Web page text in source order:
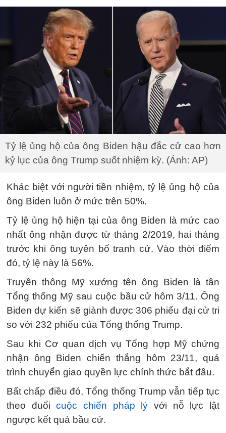
Tỷ lệ ủng hộ của ông Biden hậu đắc cử cao hơn
kỷ lục của ông Trump suốt nhiệm kỳ. (Ảnh: AP)
Khác biệt với người tiền nhiệm, tỷ lệ ủng hộ của
ông Biden luôn ở mức trên 50%.
Tỷ lệ ủng hộ hiện tại của ông Biden là mức cao
nhất ông nhận được từ tháng 2/2019, hai tháng
trước khi ông tuyên bố tranh cử. Vào thời điểm
đó, tỷ lệ này là 56%.
Truyền thông Mỹ xướng tên ông Biden là tân
Tổng thống Mỹ sau cuộc bầu cử hôm 3/11. Ông
Biden dự kiến sẽ giành được 306 phiếu đại cử tri
so với 232 phiếu của Tổng thống Trump.
Sau khi Cơ quan dịch vụ Tổng hợp Mỹ chứng
nhận ông Biden chiến thắng hôm 23/11, quá
trình chuyển giao quyền lực chính thức bắt đầu.
Bất chấp điều đó, Tổng thống Trump vẫn tiếp tục
theo đuổicuộc chiến pháp lý với nỗ lực lật
ngược kết quả bầu cử.